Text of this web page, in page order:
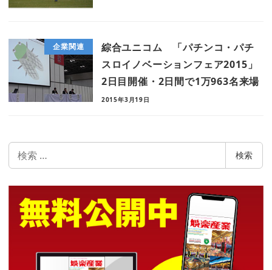
企業関連
綜合ユニコム 「パチンコ・パチ
スロイノベーションフェア2015」
2日目開催・2日間で1万963名来場
2015年3月19日
索
検索